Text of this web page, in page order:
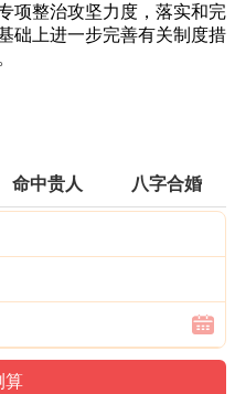
项整治攻坚力度，落实和完
础上进一步完善有关制度措
命中贵人 八字合婚